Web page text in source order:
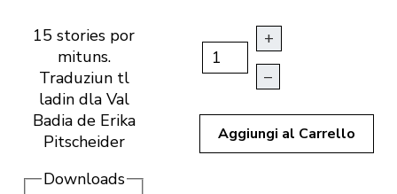
15 stories por
mituns.
Traduziun tl
ladin dla Val
Badia de Erika
Pitscheider
Downloads
+
–
Aggiungi al Carrello